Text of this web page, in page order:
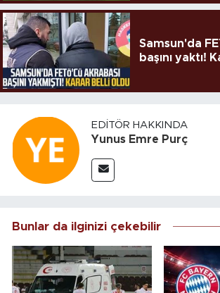
Samsun'da
başını yaktı!
EDITÖR HAKKINDA
Yunus Emre Purç
Bunlar da ilginizi çekebilir